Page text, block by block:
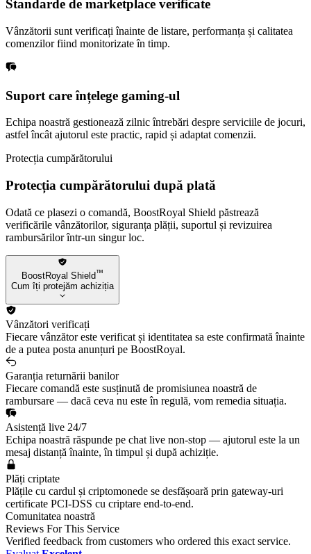
Standarde de marketplace verificate
Vânzătorii sunt verificați înainte de listare, performanța și calitatea
comenzilor fiind monitorizate în timp.
Suport care înțelege gaming-ul
Echipa noastră gestionează zilnic întrebări despre serviciile de jocuri,
astfel încât ajutorul este practic, rapid și adaptat comenzii.
Protecția cumpărătorului
Protecția cumpărătorului după plată
Odată ce plasezi o comandă, BoostRoyal Shield păstrează
verificările vânzătorilor, siguranța plății, suportul și revizuirea
rambursărilor într-un singur loc.
BoostRoyal Shield™
Cum îți protejăm achiziția
Vânzători verificați
Fiecare vânzător este verificat și identitatea sa este confirmată înainte
de a putea posta anunțuri pe BoostRoyal.
Garanția returnării banilor
Fiecare comandă este susținută de promisiunea noastră de
rambursare — dacă ceva nu este în regulă, vom remedia situația.
Asistență live 24/7
Echipa noastră răspunde pe chat live non-stop — ajutorul este la un
mesaj distanță înainte, în timpul și după achiziție.
Plăți criptate
Plățile cu cardul și criptomonede se desfășoară prin gateway-uri
certificate PCI-DSS cu criptare end-to-end.
Comunitatea noastră
Reviews For This Service
Verified feedback from customers who ordered this exact service.